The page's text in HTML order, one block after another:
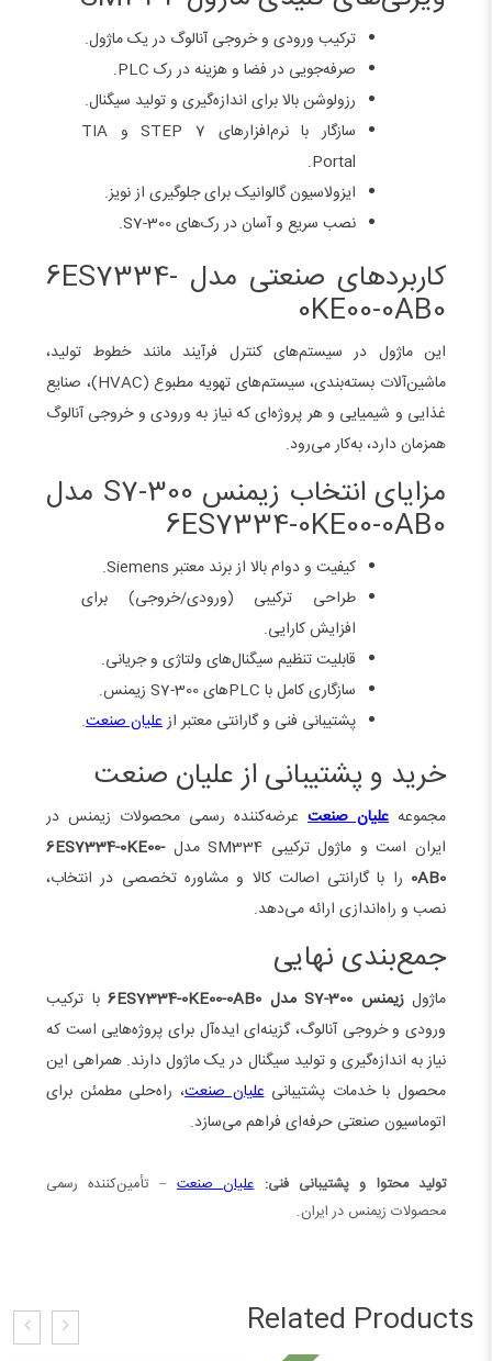
ترکیب ورودی و خروجی آنالوگ در یک ماژول.
صرفه‌جویی در فضا و هزینه در رک PLC.
رزولوشن بالا برای اندازه‌گیری و تولید سیگنال.
سازگار با نرم‌افزارهای STEP 7 و TIA
Portal.
ایزولاسیون گالوانیک برای جلوگیری از نویز.
نصب سریع و آسان در رک‌های S7-300.
کاربردهای صنعتی مدل 6ES7334-
0KE00-0AB0
این ماژول در سیستم‌های کنترل فرآیند مانند خطوط تولید،
ماشین‌آلات بسته‌بندی، سیستم‌های تهویه مطبوع (HVAC)، صنایع
غذایی و شیمیایی و هر پروژه‌ای که نیاز به ورودی و خروجی آنالوگ
همزمان دارد، به‌کار می‌رود.
مزایای انتخاب زیمنس S7-300 مدل
6ES7334-0KE00-0AB0
کیفیت و دوام بالا از برند معتبر Siemens.
طراحی ترکیبی (ورودی/خروجی) برای
افزایش کارایی.
قابلیت تنظیم سیگنال‌های ولتاژی و جریانی.
سازگاری کامل با PLCهای S7-300 زیمنس.
پشتیبانی فنی و گارانتی معتبر ازعلیان صنعت.
خرید و پشتیبانی از علیان صنعت
مجموعه علیان صنعت عرضه‌کننده رسمی محصولات زیمنس در
ایران است و ماژول ترکیبی SM334 مدل
6ES7334-0KE00-
0AB0 را با گارانتی اصالت کالا و مشاوره تخصصی در انتخاب،
نصب و راه‌اندازی ارائه می‌دهد.
جمع‌بندی نهایی
ماژولزیمنس S7-300 مدل 6ES7334-0KE00-0AB0
با ترکیب
ورودی و خروجی آنالوگ، گزینه‌ای ایده‌آل برای پروژه‌هایی است که
نیاز به اندازه‌گیری و تولید سیگنال در یک ماژول دارند. همراهی این
محصول با خدمات پشتیبانیعلیان صنعت، راه‌حلی مطمئن برای
اتوماسیون صنعتی حرفه‌ای فراهم می‌سازد.
تولید محتوا و پشتیبانی فنی: علیان صنعت – تأمین‌کننده رسمی
محصولات زیمنس در ایران.
Related Products